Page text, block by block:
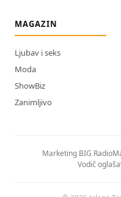
MAGAZIN
Ljubav i seks
Moda
ShowBiz
Zanimljivo
Marketing BIG Radio
Vodič